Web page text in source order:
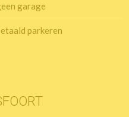
garage
parkeren